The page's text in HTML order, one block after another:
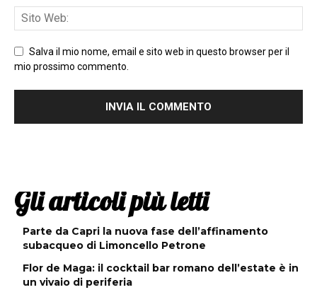
Salva il mio nome, email e sito web in questo browser per il
mio prossimo commento.
Gli articoli più letti
Parte da Capri la nuova fase dell’affinamento
subacqueo di Limoncello Petrone
Flor de Maga: il cocktail bar romano dell’estate è in
un vivaio di periferia